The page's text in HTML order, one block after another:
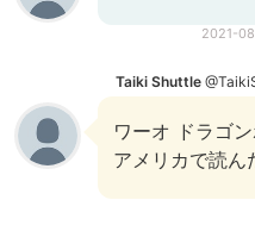
2021-
Taiki Shuttle
ワーオ ドラゴ
アメリカで読ん